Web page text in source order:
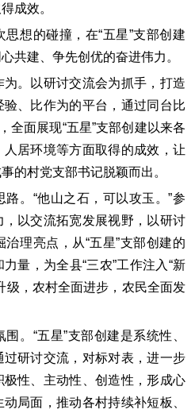
成效。
想的碰撞，在“五星”支部创建
共建、争先创优的奋进伟力。
。以研讨交流会为抓手，打造
、比作为的平台，通过同台比
全面展现“五星”支部创建以来各
居环境等方面取得的成效，让
的村党支部书记脱颖而出。
。“他山之石，可以攻玉。”参
以交流拓宽发展视野，以研讨
理亮点，从“五星”支部创建的
量，为全县“三农”工作注入“新
级，农村全面进步，农民全面发
“五星”支部创建是系统性、
研讨交流，对标对表，进一步
性、主动性、创造性，形成心
局面，推动各村持续补短板、